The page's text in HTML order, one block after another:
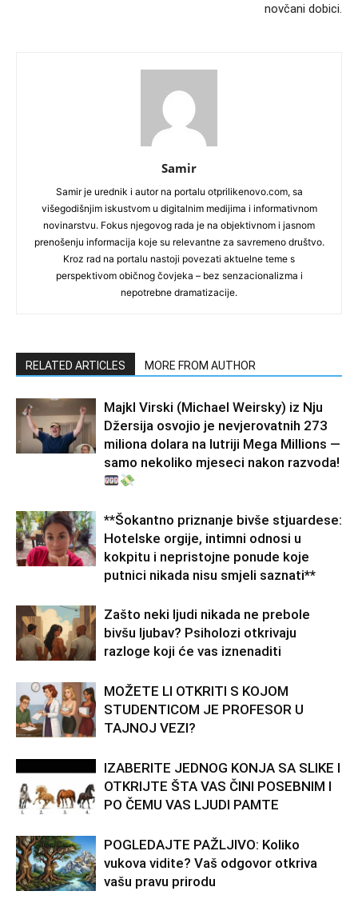
novčani dobici.
Samir
Samir je urednik i autor na portalu otprilikenovo.com, sa
višegodišnjim iskustvom u digitalnim medijima i informativnom
novinarstvu. Fokus njegovog rada je na objektivnom i jasnom
prenošenju informacija koje su relevantne za savremeno društvo.
Kroz rad na portalu nastoji povezati aktuelne teme s
perspektivom običnog čovjeka – bez senzacionalizma i
nepotrebne dramatizacije.
RELATED ARTICLES MORE FROM AUTHOR
Majkl Virski (Michael Weirsky) iz Nju
Džersija osvojio je nevjerovatnih 273
miliona dolara na lutriji Mega Millions —
samo nekoliko mjeseci nakon razvoda!
**Šokantno priznanje bivše stjuardese:
Hotelske orgije, intimni odnosi u
kokpitu i nepristojne ponude koje
putnici nikada nisu smjeli saznati**
Zašto neki ljudi nikada ne prebole
bivšu ljubav? Psiholozi otkrivaju
razloge koji će vas iznenaditi
MOŽETE LI OTKRITI S KOJOM
STUDENTICOM JE PROFESOR U
TAJNOJ VEZI?
IZABERITE JEDNOG KONJA SA SLIKE I
OTKRIJTE ŠTA VAS ČINI POSEBNIM I
PO ČEMU VAS LJUDI PAMTE
POGLEDAJTE PAŽLJIVO: Koliko
vukova vidite? Vaš odgovor otkriva
vašu pravu prirodu